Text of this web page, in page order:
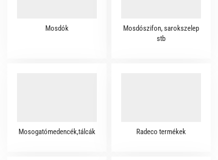
Mosdók
Mosdószifon, sarokszelep
stb
Mosogatómedencék,tálcák Radeco termékek